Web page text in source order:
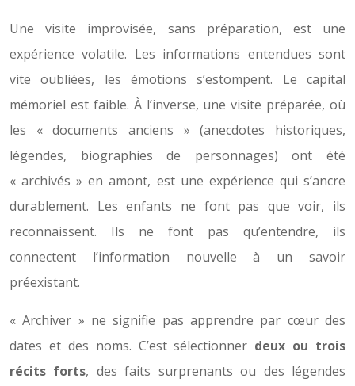
Une visite improvisée, sans préparation, est une
expérience volatile. Les informations entendues sont
vite oubliées, les émotions s’estompent. Le capital
mémoriel est faible. À l’inverse, une visite préparée, où
les « documents anciens » (anecdotes historiques,
légendes, biographies de personnages) ont été
« archivés » en amont, est une expérience qui s’ancre
durablement. Les enfants ne font pas que voir, ils
reconnaissent. Ils ne font pas qu’entendre, ils
connectent l’information nouvelle à un savoir
préexistant.
« Archiver » ne signifie pas apprendre par cœur des
dates et des noms. C’est sélectionner deux ou trois
récits forts, des faits surprenants ou des légendes